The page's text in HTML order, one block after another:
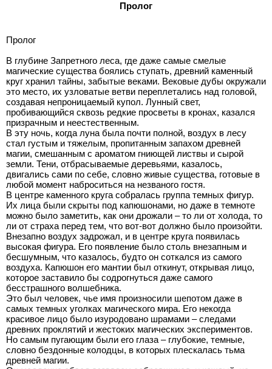
Пролог
Пролог
В глубине Запретного леса, где даже самые смелые
магические существа боялись ступать, древний каменный
круг хранил тайны, забытые веками. Вековые дубы окружали
это место, их узловатые ветви переплетались над головой,
создавая непроницаемый купол. Лунный свет,
пробивающийся сквозь редкие просветы в кронах, казался
призрачным и неестественным.
В эту ночь, когда луна была почти полной, воздух в лесу
стал густым и тяжелым, пропитанным запахом древней
магии, смешанным с ароматом гниющей листвы и сырой
земли. Тени, отбрасываемые деревьями, казалось,
двигались сами по себе, словно живые существа, готовые в
любой момент наброситься на незваного гостя.
В центре каменного круга собралась группа темных фигур.
Их лица были скрыты под капюшонами, но даже в темноте
можно было заметить, как они дрожали – то ли от холода, то
ли от страха перед тем, что вот-вот должно было произойти.
Внезапно воздух задрожал, и в центре круга появилась
высокая фигура. Его появление было столь внезапным и
бесшумным, что казалось, будто он соткался из самого
воздуха. Капюшон его мантии был откинут, открывая лицо,
которое заставило бы содрогнуться даже самого
бесстрашного волшебника.
Это был человек, чье имя произносили шепотом даже в
самых темных уголках магического мира. Его некогда
красивое лицо было изуродовано шрамами – следами
древних проклятий и жестоких магических экспериментов.
Но самым пугающим были его глаза – глубокие, темные,
словно бездонные колодцы, в которых плескалась тьма
древней магии.